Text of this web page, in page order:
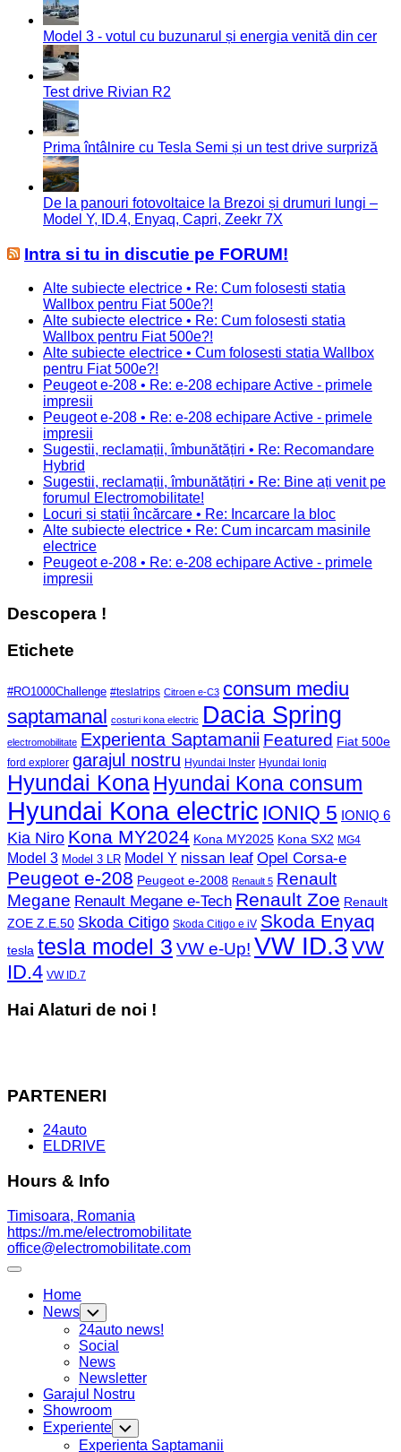
Model 3 - votul cu buzunarul și energia venită din cer
Test drive Rivian R2
Prima întâlnire cu Tesla Semi și un test drive surpriză
De la panouri fotovoltaice la Brezoi și drumuri lungi –
Model Y, ID.4, Enyaq, Capri, Zeekr 7X
Intra si tu in discutie pe FORUM!
Alte subiecte electrice • Re: Cum folosesti statia
Wallbox pentru Fiat 500e?!
Alte subiecte electrice • Re: Cum folosesti statia
Wallbox pentru Fiat 500e?!
Alte subiecte electrice • Cum folosesti statia Wallbox
pentru Fiat 500e?!
Peugeot e-208 • Re: e-208 echipare Active - primele
impresii
Peugeot e-208 • Re: e-208 echipare Active - primele
impresii
Sugestii, reclamații, îmbunătățiri • Re: Recomandare
Hybrid
Sugestii, reclamații, îmbunătățiri • Re: Bine ați venit pe
forumul Electromobilitate!
Locuri și stații încărcare • Re: Incarcare la bloc
Alte subiecte electrice • Re: Cum incarcam masinile
electrice
Peugeot e-208 • Re: e-208 echipare Active - primele
impresii
Descopera !
Etichete
#RO1000Challenge #teslatrips Citroen e-C3 consum mediu
saptamanal costuri kona electric Dacia Spring
electromobilitate Experienta Saptamanii Featured Fiat 500e
ford explorer garajul nostru Hyundai Inster Hyundai Ioniq
Hyundai KonaHyundai Kona consum
Hyundai Kona electric IONIQ 5 IONIQ 6
Kia Niro Kona MY2024 Kona MY2025 Kona SX2 MG4
Model 3 Model 3 LR Model Y nissan leaf Opel Corsa-e
Peugeot e-208 Peugeot e-2008 Renault 5 Renault
Megane Renault Megane e-Tech Renault Zoe Renault
ZOE Z.E.50 Skoda Citigo Skoda Citigo e iV Skoda Enyaq
tesla tesla model 3 VW e-Up! VW ID.3 VW
ID.4 VW ID.7
Hai Alaturi de noi !
PARTENERI
24auto
ELDRIVE
Hours & Info
Timisoara, Romania
https://m.me/electromobilitate
office@electromobilitate.com
Expand
Home
News Toggle
Child
Menu
24auto news!
Social
News
Newsletter
Garajul Nostru
Showroom
Experiente Toggle
Child
Experienta Saptamanii